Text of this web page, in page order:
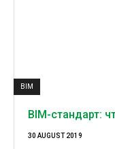
BIM
BIM-стандарт:
30 AUGUST 2019